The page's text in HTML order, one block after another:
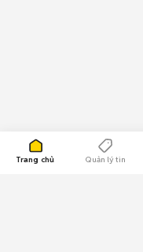
Trang chủ Quản lý tin